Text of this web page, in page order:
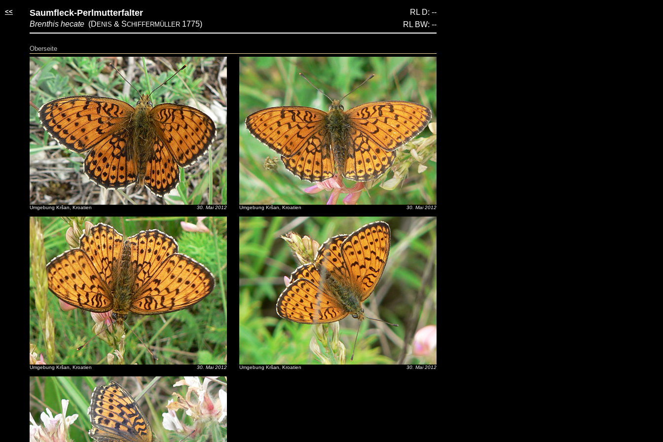
<< Saumfleck-Perlmutterfalter
Brenthis hecate (D ENIS & SCHIFFERMÜLLER 1775)
RL D: --
RL BW: --
Oberseite
Umgebung Kršan, Kroatien 30. Mai 2012
Umgebung Kršan, Kroatien 30. Mai 2012
Umgebung Kršan, Kroatien 30. Mai 2012
Umgebung Kršan, Kroatien 30. Mai 2012